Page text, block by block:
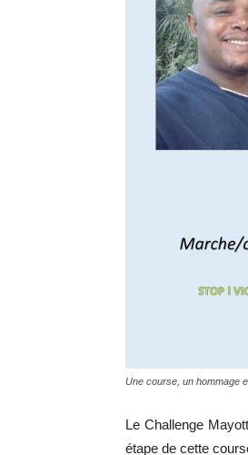
Une course, un hommage
Le Challenge
étape de cette